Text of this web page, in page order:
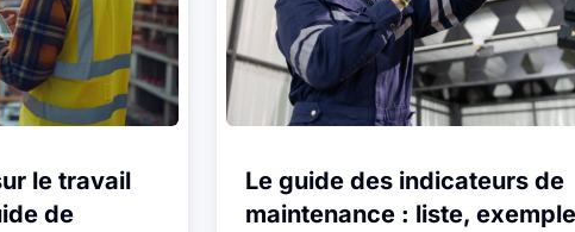
le travail
de
Le guide des indicateurs de
maintenance : liste,